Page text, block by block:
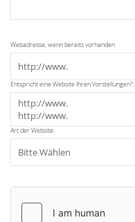
Webadresse, wenn bereits vorhanden
Entspricht eine Website Ihren Vorstellungen?:
Art der Website: